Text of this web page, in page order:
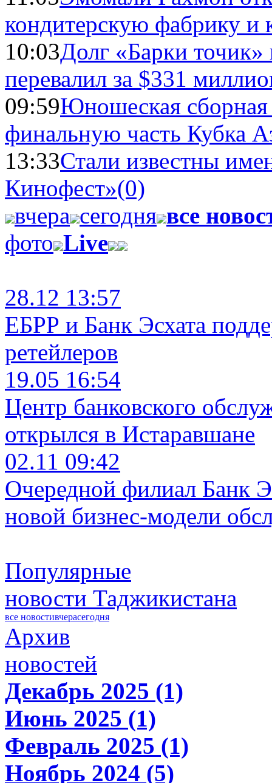
кондитерскую фабрику и
10:03Долг «Барки
перевалил за $331
09:59Юношеская
финальную часть Кубка
13:33Стали известны
Кинофест»(0)
вчера сегодня все
фото Live
28.12 13:57
ЕБРР и Банк Эсхата
ретейлеров
19.05 16:54
Центр банковского
открылся в Истаравшане
02.11 09:42
Очередной филиал Банк
новой бизнес-модели
Популярные
новости Таджикистана
все новостивчерасегодня
Архив
новостей
Декабрь 2025 (1)
Июнь 2025 (1)
Февраль 2025 (1)
Ноябрь 2024 (5)